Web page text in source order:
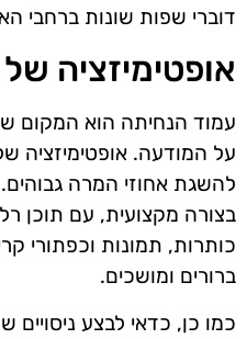
דוברי שפות שונות ברחבי
אופטימיזציה
עמוד הנחיתה הוא המקום
על המודעה. אופטימיזציה
להשגת אחוזי המרה
בצורה מקצועית, עם תוכן
כותרות, תמונות וכפתורי
ברורים ומושכים.
כמו כן, כדאי לבצע ניסויים